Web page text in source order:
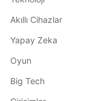
Akıllı Cihazlar
Yapay Zeka
Oyun
Big Tech